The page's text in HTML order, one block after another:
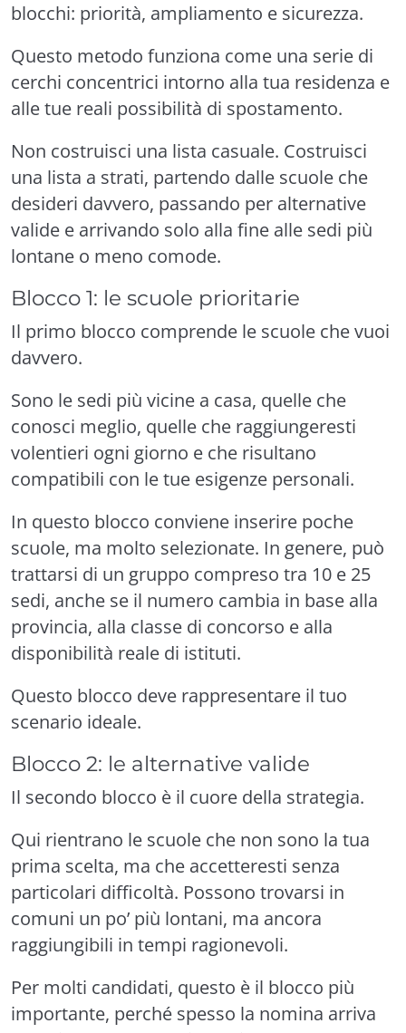
blocchi: priorità, ampliamento e sicurezza.
Questo metodo funziona come una serie di
cerchi concentrici intorno alla tua residenza e
alle tue reali possibilità di spostamento.
Non costruisci una lista casuale. Costruisci
una lista a strati, partendo dalle scuole che
desideri davvero, passando per alternative
valide e arrivando solo alla fine alle sedi più
lontane o meno comode.
Blocco 1: le scuole prioritarie
Il primo blocco comprende le scuole che vuoi
davvero.
Sono le sedi più vicine a casa, quelle che
conosci meglio, quelle che raggiungeresti
volentieri ogni giorno e che risultano
compatibili con le tue esigenze personali.
In questo blocco conviene inserire poche
scuole, ma molto selezionate. In genere, può
trattarsi di un gruppo compreso tra 10 e 25
sedi, anche se il numero cambia in base alla
provincia, alla classe di concorso e alla
disponibilità reale di istituti.
Questo blocco deve rappresentare il tuo
scenario ideale.
Blocco 2: le alternative valide
Il secondo blocco è il cuore della strategia.
Qui rientrano le scuole che non sono la tua
prima scelta, ma che accetteresti senza
particolari difficoltà. Possono trovarsi in
comuni un po’ più lontani, ma ancora
raggiungibili in tempi ragionevoli.
Per molti candidati, questo è il blocco più
importante, perché spesso la nomina arriva